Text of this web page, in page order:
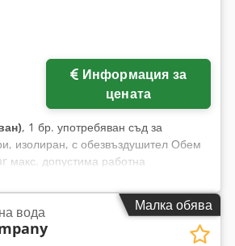
цената
, 1 бр. употребяван съд за
изолиран, с обезвъздушител Обем
макс. допустима работна
Малка обява
вода